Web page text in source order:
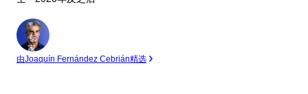
专
家
由Joaquín Fernández Cebrián精选